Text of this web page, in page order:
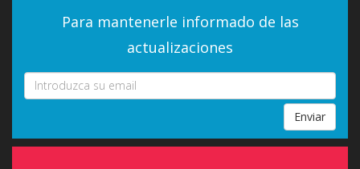
Para mantenerle informado de las
actualizaciones
Enviar